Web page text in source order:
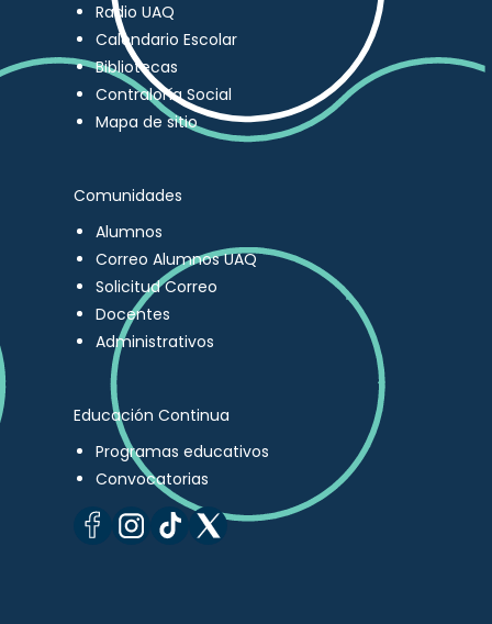
Radio UAQ
Calendario Escolar
Bibliotecas
Contraloría Social
Mapa de sitio
Comunidades
Alumnos
Correo Alumnos UAQ
Solicitud Correo
Docentes
Administrativos
Educación Continua
Programas educativos
Convocatorias